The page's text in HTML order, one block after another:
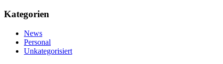
Kategorien
News
Personal
Unkategorisiert